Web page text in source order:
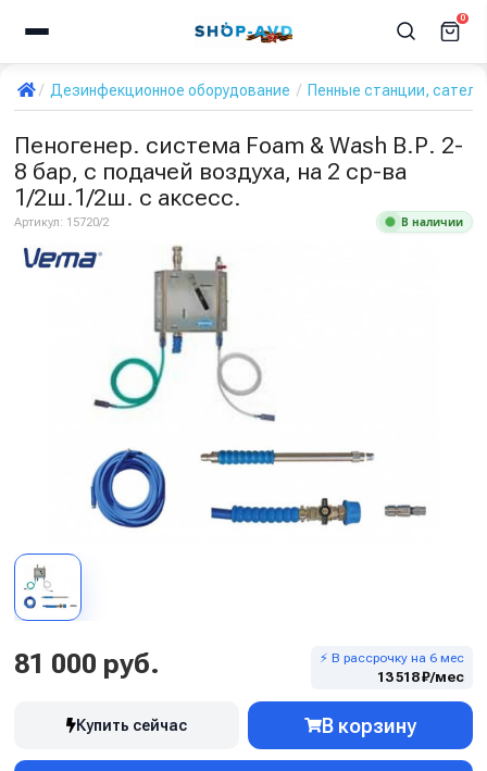
0
Дезинфекционное оборудование Пенные станции,
Пеногенер. система Foam & Wash B.Р. 2-
8 бар, с подачей воздуха, на 2 ср-ва
1/2ш.1/2ш. с аксесс.
Артикул: 15720/2 В наличии
81 000 руб. ⚡ В рассрочку на 6 мес
13 518 ₽/мес
Купить сейчас В корзину